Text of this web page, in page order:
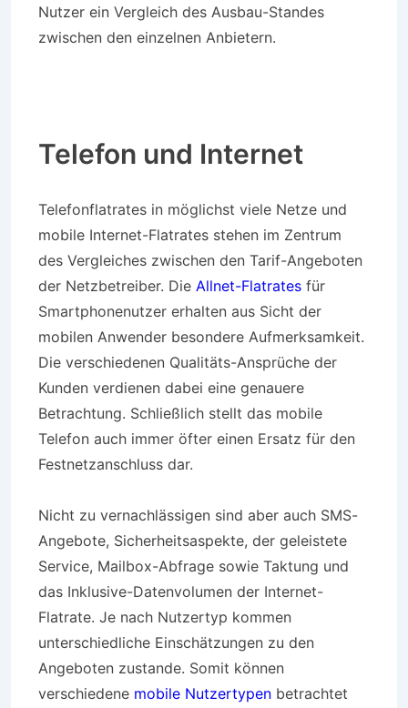
Nutzer ein Vergleich des Ausbau-Standes
zwischen den einzelnen Anbietern.
Telefon und Internet
Telefonflatrates in möglichst viele Netze und
mobile Internet-Flatrates stehen im Zentrum
des Vergleiches zwischen den Tarif-Angeboten
der Netzbetreiber. Die Allnet-Flatrates für
Smartphonenutzer erhalten aus Sicht der
mobilen Anwender besondere Aufmerksamkeit.
Die verschiedenen Qualitäts-Ansprüche der
Kunden verdienen dabei eine genauere
Betrachtung. Schließlich stellt das mobile
Telefon auch immer öfter einen Ersatz für den
Festnetzanschluss dar.
Nicht zu vernachlässigen sind aber auch SMS-
Angebote, Sicherheitsaspekte, der geleistete
Service, Mailbox-Abfrage sowie Taktung und
das Inklusive-Datenvolumen der Internet-
Flatrate. Je nach Nutzertyp kommen
unterschiedliche Einschätzungen zu den
Angeboten zustande. Somit können
verschiedene mobile Nutzertypen betrachtet